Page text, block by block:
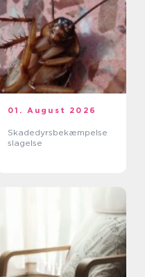
01. August 2026
Skadedyrsbekæmpelse
slagelse